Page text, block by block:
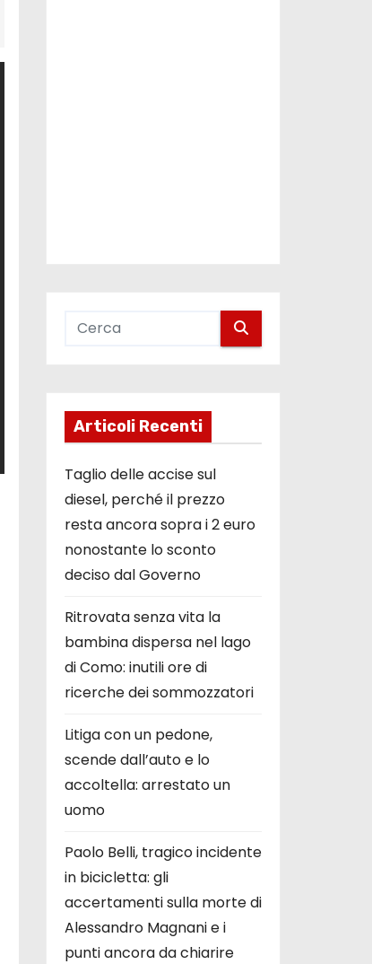
Articoli Recenti
Taglio delle accise sul
diesel, perché il prezzo
resta ancora sopra i 2 euro
nonostante lo sconto
deciso dal Governo
Ritrovata senza vita la
bambina dispersa nel lago
di Como: inutili ore di
ricerche dei sommozzatori
Litiga con un pedone,
scende dall’auto e lo
accoltella: arrestato un
uomo
Paolo Belli, tragico incidente
in bicicletta: gli
accertamenti sulla morte di
Alessandro Magnani e i
punti ancora da chiarire